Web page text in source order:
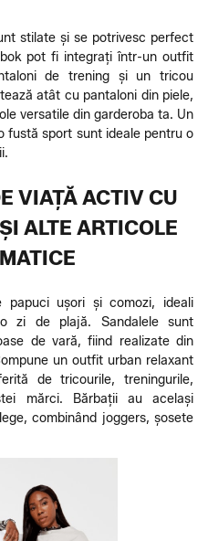
stilate și se potrivesc perfect
pot fi integrați într-un outfit
de trening și un tricou
atât cu pantaloni din piele,
versatile din garderoba ta. Un
fustă sport sunt ideale pentru o
VIAȚĂ ACTIV CU
ALTE ARTICOLE
papuci ușori și comozi, ideali
zi de plajă. Sandalele sunt
de vară, fiind realizate din
un outfit urban relaxant
de tricourile, treningurile,
mărci. Bărbații au același
combinând joggers, șosete